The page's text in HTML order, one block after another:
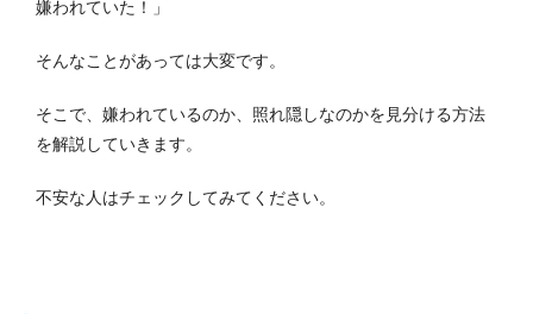
嫌われていた！」
そんなことがあっては大変です。
そこで、嫌われているのか、照れ隠しなのかを見分ける方法
を解説していきます。
不安な人はチェックしてみてください。